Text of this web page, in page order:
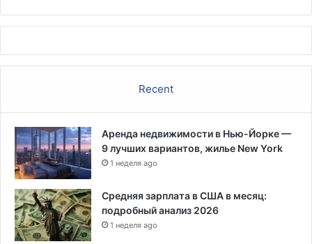
н
е
н
н
а
и
н
с
у
Recent
Аренда недвижимости в Нью-Йорке —
9 лучших вариантов, жилье New York
1 неделя ago
Средняя зарплата в США в месяц:
подробный анализ 2026
1 неделя ago